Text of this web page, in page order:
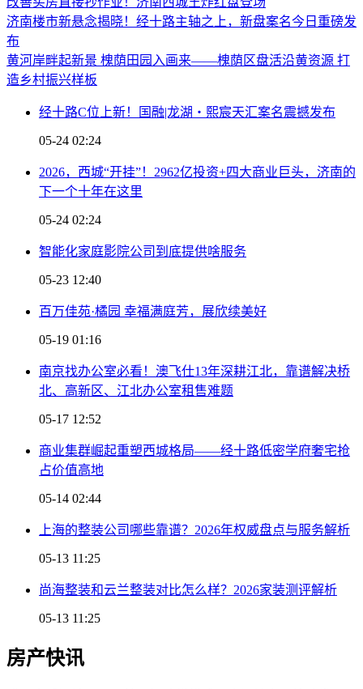
济南楼市新悬念揭晓！经十路主轴之上，新盘案名今日重磅发
布
黄河岸畔起新景 槐荫田园入画来——槐荫区盘活沿黄资源 打
造乡村振兴样板
经十路C位上新！国融|龙湖・熙宸天汇案名震撼发布
05-24 02:24
2026，西城“开挂”！2962亿投资+四大商业巨头，济南的
下一个十年在这里
05-24 02:24
智能化家庭影院公司到底提供啥服务
05-23 12:40
百万佳苑·橘园 幸福满庭芳，展欣续美好
05-19 01:16
南京找办公室必看！澳飞仕13年深耕江北，靠谱解决桥
北、高新区、江北办公室租售难题
05-17 12:52
商业集群崛起重塑西城格局——经十路低密学府奢宅抢
占价值高地
05-14 02:44
上海的整装公司哪些靠谱？2026年权威盘点与服务解析
05-13 11:25
尚海整装和云兰整装对比怎么样？2026家装测评解析
05-13 11:25
房产快讯